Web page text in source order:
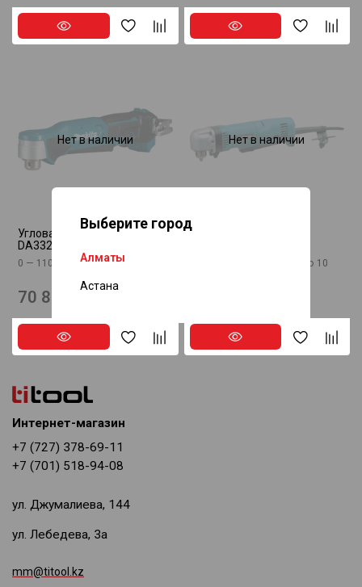
Выберите город
Алматы
Астана
Нет в наличии
Угловая дрель Makita
DA332DZ
0 — 1100 минˉ¹, до 10 мм
70 850 ₸
Нет в наличии
Угловая дрель Makita
450 Вт, 0 — 2400 минˉ¹, до 10
Интернет-магазин
+7 (727) 378-69-11
+7 (701) 518-94-08
ул. Джумалиева, 144
ул. Лебедева, 3а
mm@titool.kz